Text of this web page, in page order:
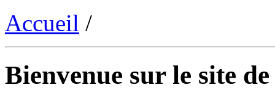
Accueil /
Bienvenue sur le site